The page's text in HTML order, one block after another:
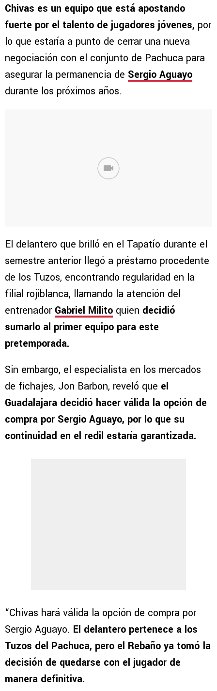
Chivas es un equipo que está apostando
fuerte por el talento de jugadores jóvenes, por
lo que estaría a punto de cerrar una nueva
negociación con el conjunto de Pachuca para
asegurar la permanencia de Sergio Aguayo
durante los próximos años.
El delantero que brilló en el Tapatío durante el
semestre anterior llegó a préstamo procedente
de los Tuzos, encontrando regularidad en la
filial rojiblanca, llamando la atención del
entrenador Gabriel Milito quien decidió
sumarlo al primer equipo para este
pretemporada.
Sin embargo, el especialista en los mercados
de fichajes, Jon Barbon, reveló que el
Guadalajara decidió hacer válida la opción de
compra por Sergio Aguayo, por lo que su
continuidad en el redil estaría garantizada.
“Chivas hará válida la opción de compra por
Sergio Aguayo. El delantero pertenece a los
Tuzos del Pachuca, pero el Rebaño ya tomó la
decisión de quedarse con el jugador de
manera definitiva.